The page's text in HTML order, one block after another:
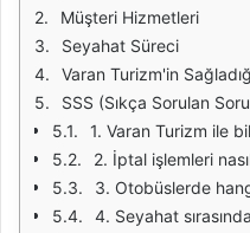
Müşteri Hizmetleri
Seyahat Süreci
Varan Turizm'in
SSS (Sıkça Sorulan
1. Varan Turizm ile
2. İptal işlemleri
3. Otobüslerde
4. Seyahat